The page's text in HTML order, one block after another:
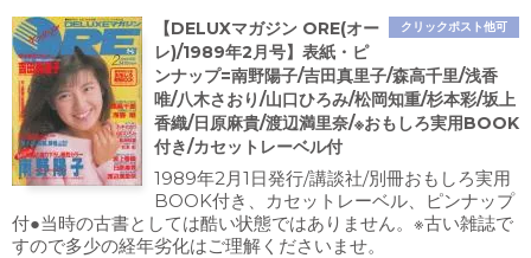
クリックポスト他可
【DELUXマガジン ORE(オー
レ)/1989年2月号】表紙・ピ
ンナップ=南野陽子/吉田真里子/森高千里/浅香
唯/八木さおり/山口ひろみ/松岡知重/杉本彩/坂上
香織/日原麻貴/渡辺満里奈/※おもしろ実用BOOK
付き/カセットレーベル付
1989年2月1日発行/講談社/別冊おもしろ実用
BOOK付き、カセットレーベル、ピンナップ
付●当時の古書としては酷い状態ではありません。※古い雑誌で
すので多少の経年劣化はご理解くださいませ。